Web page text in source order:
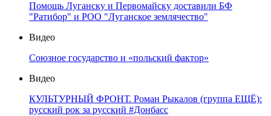
Помощь Луганску и Первомайску доставили БФ
"Ратибор" и РОО "Луганское землячество"
Видео
Союзное государство и «польский фактор»
Видео
КУЛЬТУРНЫЙ ФРОНТ. Роман Рыкалов (группа ЕЩЁ):
русский рок за русский #Донбасс